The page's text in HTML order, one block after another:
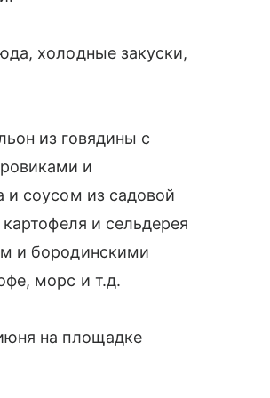
холодные закуски,
из говядины с
и
и соусом из садовой
и сельдерея
и бородинскими
морс и т.д.
на площадке